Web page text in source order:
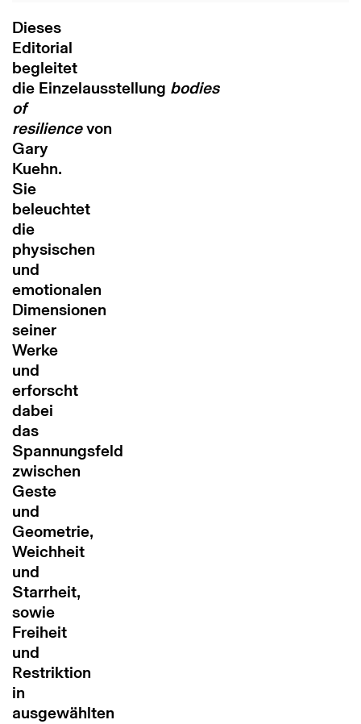
Dieses
Editorial
begleitet
die Einzelausstellung bodies
of
resiliencevon
Gary
Kuehn.
Sie
beleuchtet
die
physischen
und
emotionalen
Dimensionen
seiner
Werke
und
erforscht
dabei
das
Spannungsfeld
zwischen
Geste
und
Geometrie,
Weichheit
und
Starrheit,
sowie
Freiheit
und
Restriktion
in
ausgewählten